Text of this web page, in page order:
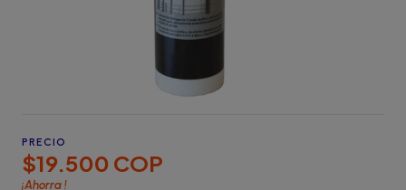
PRECIO
$19.500 COP
¡Ahorra!